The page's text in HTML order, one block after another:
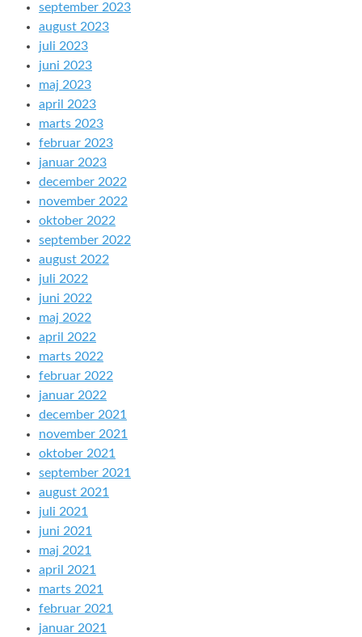
september 2023
august 2023
juli 2023
juni 2023
maj 2023
april 2023
marts 2023
februar 2023
januar 2023
december 2022
november 2022
oktober 2022
september 2022
august 2022
juli 2022
juni 2022
maj 2022
april 2022
marts 2022
februar 2022
januar 2022
december 2021
november 2021
oktober 2021
september 2021
august 2021
juli 2021
juni 2021
maj 2021
april 2021
marts 2021
februar 2021
januar 2021